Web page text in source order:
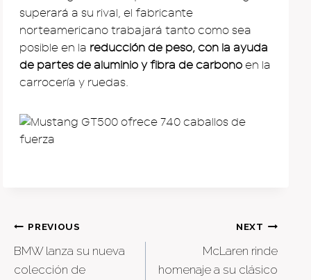
superará a su rival, el fabricante
norteamericano trabajará tanto como sea
posible en la reducción de peso, con la ayuda
de partes de aluminio y fibra de carbono en la
carrocería y ruedas.
Post
navigation
PREVIOUS
BMW lanza su nueva
colección de
NEXT
McLaren rinde
homenaje a su clásico